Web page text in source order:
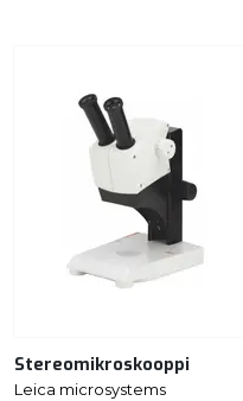
Stereomikroskooppi
Leica microsystems